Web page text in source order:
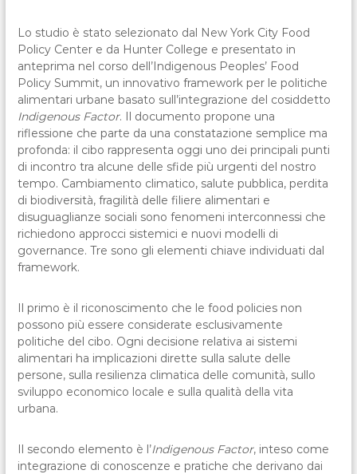
Lo studio è stato selezionato dal New York City Food
Policy Center e da Hunter College e presentato in
anteprima nel corso dell’Indigenous Peoples’ Food
Policy Summit, un innovativo framework per le politiche
alimentari urbane basato sull’integrazione del cosiddetto
Indigenous Factor. Il documento propone una
riflessione che parte da una constatazione semplice ma
profonda: il cibo rappresenta oggi uno dei principali punti
di incontro tra alcune delle sfide più urgenti del nostro
tempo. Cambiamento climatico, salute pubblica, perdita
di biodiversità, fragilità delle filiere alimentari e
disuguaglianze sociali sono fenomeni interconnessi che
richiedono approcci sistemici e nuovi modelli di
governance. Tre sono gli elementi chiave individuati dal
framework.
Il primo è il riconoscimento che le food policies non
possono più essere considerate esclusivamente
politiche del cibo. Ogni decisione relativa ai sistemi
alimentari ha implicazioni dirette sulla salute delle
persone, sulla resilienza climatica delle comunità, sullo
sviluppo economico locale e sulla qualità della vita
urbana.
Il secondo elemento è l’Indigenous Factor, inteso come
integrazione di conoscenze e pratiche che derivano dai